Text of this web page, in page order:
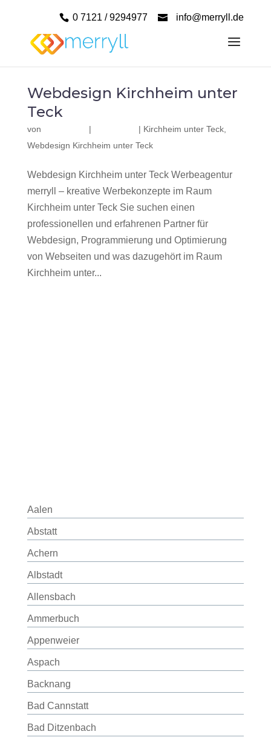
0 7121 / 9294977 info@merryll.de
Webdesign Kirchheim unter
Teck
von | | Kirchheim unter Teck,
Webdesign Kirchheim unter Teck
Webdesign Kirchheim unter Teck Werbeagentur
merryll – kreative Werbekonzepte im Raum
Kirchheim unter Teck Sie suchen einen
professionellen und erfahrenen Partner für
Webdesign, Programmierung und Optimierung
von Webseiten und was dazugehört im Raum
Kirchheim unter...
Aalen
Abstatt
Achern
Albstadt
Allensbach
Ammerbuch
Appenweier
Aspach
Backnang
Bad Cannstatt
Bad Ditzenbach